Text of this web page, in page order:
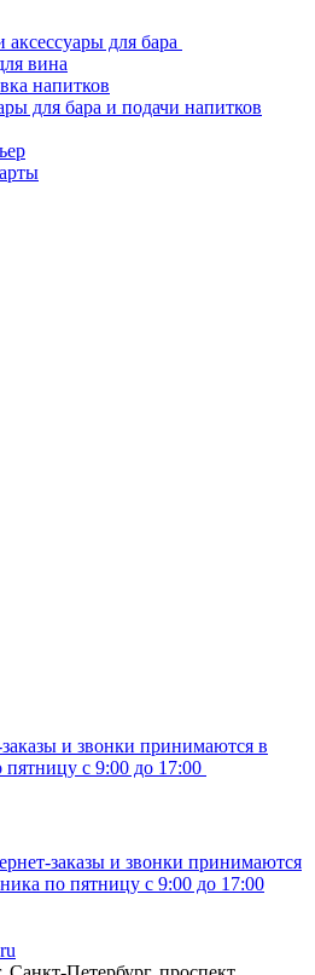
аксессуары для бара
вина
напитков
для бара и подачи напитков
и звонки принимаются в
с 9:00 до 17:00
заказы и звонки принимаются
по пятницу с 9:00 до 17:00